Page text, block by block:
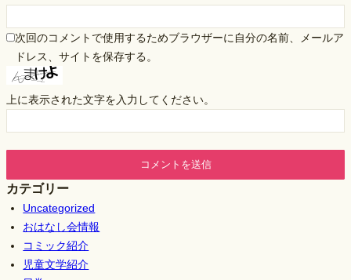
次回のコメントで使用するためブラウザーに自分の名前、メールア
ドレス、サイトを保存する。
上に表示された文字を入力してください。
カテゴリー
Uncategorized
おはなし会情報
コミック紹介
児童文学紹介